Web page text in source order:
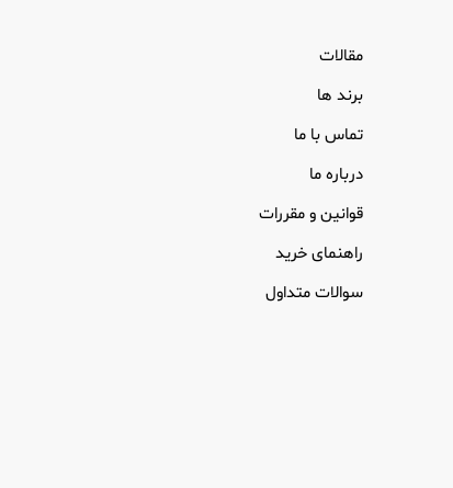
مقالات
برند ها
تماس با ما
درباره ما
قوانین و مقررات
راهنمای خرید
سوالات متداول